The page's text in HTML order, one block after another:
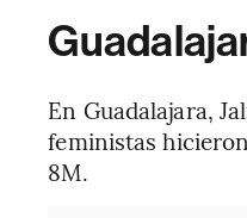
En Guadalajara,
feministas
8M.